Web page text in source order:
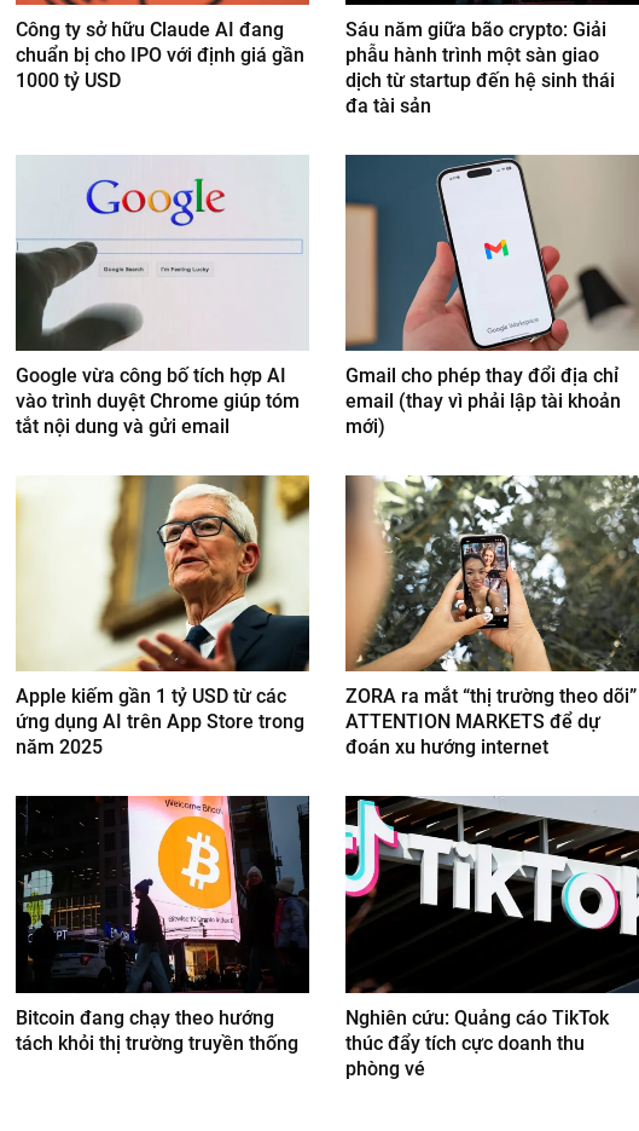
Công ty sở hữu Claude AI đang
chuẩn bị cho IPO với định giá gần
1000 tỷ USD
Sáu năm giữa bão crypto: Giải
phẫu hành trình một sàn giao
dịch từ startup đến hệ sinh thái
đa tài sản
Google vừa công bố tích hợp AI
vào trình duyệt Chrome giúp tóm
tắt nội dung và gửi email
Gmail cho phép thay đổi địa chỉ
email (thay vì phải lập tài khoản
mới)
Apple kiếm gần 1 tỷ USD từ các
ứng dụng AI trên App Store trong
năm 2025
ZORA ra mắt “thị trường theo dõi”
ATTENTION MARKETS để dự
đoán xu hướng internet
Bitcoin đang chạy theo hướng
tách khỏi thị trường truyền thống
Nghiên cứu: Quảng cáo TikTok
thúc đẩy tích cực doanh thu
phòng vé